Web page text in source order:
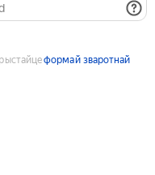
формай зваротнай